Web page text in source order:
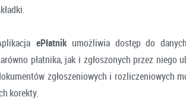
ePłatnikumożliwia dostęp do
płatnika, jak i zgłoszonych przez niego
zgłoszeniowych i rozliczeniowych
korekty.